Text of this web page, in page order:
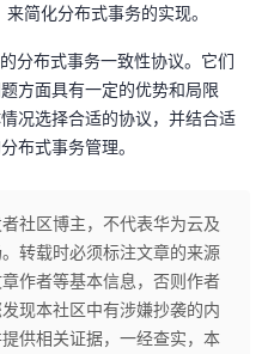
简化分布式事务的实现。
分布式事务一致性协议。它们
方面具有一定的优势和局限
况选择合适的协议，并结合适
布式事务管理。
社区博主，不代表华为云及
转载时必须标注文章的来源
作者等基本信息，否则作者
现本社区中有涉嫌抄袭的内
供相关证据，一经查实，本